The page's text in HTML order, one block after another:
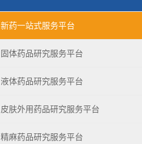
新药一站式服务平台
固体药品研究服务平台
液体药品研究服务平台
皮肤外用药品研究服务平台
精麻药品研究服务平台